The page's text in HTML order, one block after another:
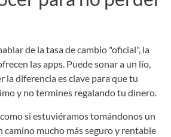
de la tasa de cambio "oficial", la
las apps. Puede sonar a un lío,
la diferencia es clave para que tu
y no termines regalando tu dinero.
si estuviéramos tomándonos un
camino mucho más seguro y rentable